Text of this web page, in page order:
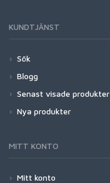
KUNDTJÄNST
Sök
Blogg
Senast visade produkter
Nya produkter
MITT KONTO
Mitt konto